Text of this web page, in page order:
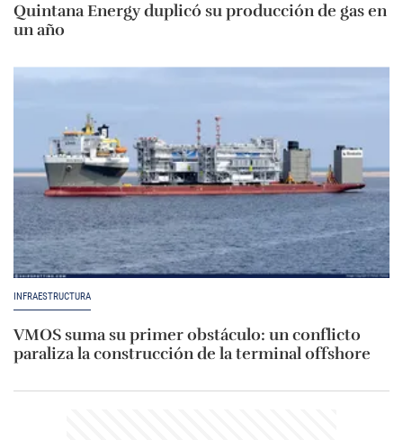
Quintana Energy duplicó su producción de gas en
un año
INFRAESTRUCTURA
VMOS suma su primer obstáculo: un conflicto
paraliza la construcción de la terminal offshore